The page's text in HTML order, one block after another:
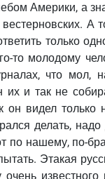
Америки, а
только
то молодому
что мол,
и так не
видел только
делать,
по нашему, по-
Этакая